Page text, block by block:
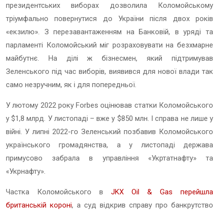
президентських виборах дозволила Коломойському
тріумфально повернутися до України після двох років
«екзилю». З перезавантаженням на Банковій, в уряді та
парламенті Коломойський міг розраховувати на безхмарне
майбутнє. На ділі ж бізнесмен, який підтримував
Зеленського під час виборів, виявився для нової влади так
само незручним, як і для попередньої.
У лютому 2022 року Forbes оцінював статки Коломойського
у $1,8 млрд. У листопаді – вже у $850 млн. І справа не лише у
війні. У липні 2022-го Зеленський позбавив Коломойського
українського громадянства, а у листопаді держава
примусово забрала в управління «Укртатнафту» та
«Укрнафту».
Частка Коломойського в JKX Oil & Gas перейшла
британській короні, а суд відкрив справу про банкрутство